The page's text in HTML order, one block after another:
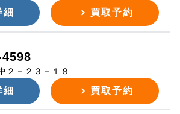
細 買取予約
２－２３－１８
細 買取予約